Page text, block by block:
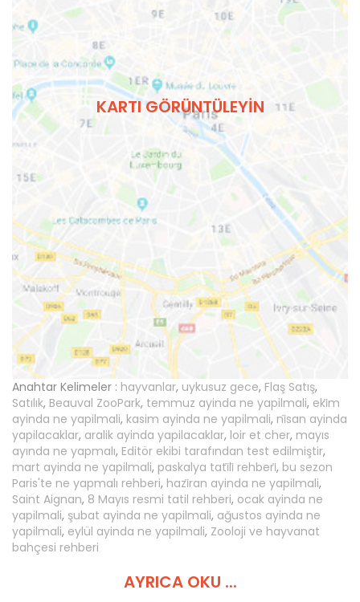
KARTI GÖRÜNTÜLEYIN
Anahtar Kelimeler : hayvanlar, uykusuz gece, Flaş Satış,
Satılık, Beauval ZooPark, temmuz ayinda ne yapilmali, eki̇m
ayinda ne yapilmali, kasim ayinda ne yapilmali, ni̇san ayinda
yapilacaklar, aralik ayinda yapilacaklar, loir et cher, mayıs
ayında ne yapmalı, Editör ekibi tarafından test edilmiştir,
mart ayinda ne yapilmali, paskalya tati̇li̇ rehberi̇, bu sezon
Paris'te ne yapmalı rehberi, hazi̇ran ayinda ne yapilmali,
Saint Aignan, 8 Mayıs resmi tatil rehberi, ocak ayinda ne
yapilmali, şubat ayinda ne yapilmali, ağustos ayinda ne
yapilmali, eylül ayinda ne yapilmali, Zooloji ve hayvanat
bahçesi rehberi
AYRICA OKU ...